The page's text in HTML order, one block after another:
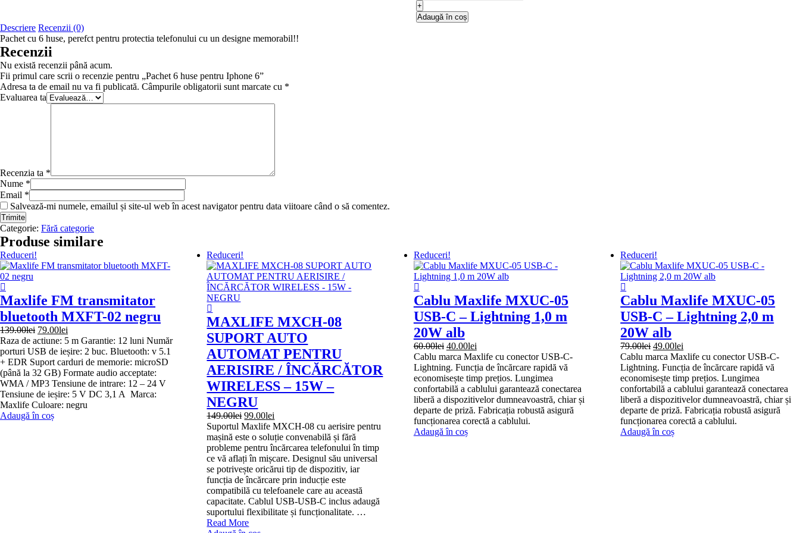
59.00lei.
Pachet
6
huse
+
Adaugă în coș
Descriere Recenzii (0)
Pachet cu 6 huse, perefct pentru protectia telefonului cu un designe memorabil!!
Recenzii
Nu există recenzii până acum.
Fii primul care scrii o recenzie pentru „Pachet 6 huse pentru Iphone 6”
Adresa ta de email nu va fi publicată. Câmpurile obligatorii sunt marcate cu *
Evaluarea ta
Recenzia ta *
Nume *
Email *
Salvează-mi numele, emailul și site-ul web în acest navigator pentru data viitoare când o să comentez.
Categorie: Fără categorie
Produse similare
Reduceri!
Maxlife FM transmitator
bluetooth MXFT-02 negru
139.00lei Prețul
inițial
a
fost:
139.00lei.
79.00lei
curent
este:
79.00lei.
Raza de actiune: 5 m Garantie: 12 luni Număr
porturi USB de ieșire: 2 buc. Bluetooth: v 5.1
+ EDR Suport carduri de memorie: microSD
(până la 32 GB) Formate audio acceptate:
WMA / MP3 Tensiune de intrare: 12 – 24 V
Tensiune de ieșire: 5 V DC 3,1 A Marca:
Maxlife Culoare: negru
Adaugă în coș
Reduceri!
MAXLIFE MXCH-08
SUPORT AUTO
AUTOMAT PENTRU
AERISIRE / ÎNCĂRCĂTOR
WIRELESS – 15W –
NEGRU
149.00lei Prețul
inițial
a
fost:
149.00lei.
99.00lei
curent
este:
99.00lei.
Suportul Maxlife MXCH-08 cu aerisire pentru
mașină este o soluție convenabilă și fără
probleme pentru încărcarea telefonului în timp
ce vă aflați în mișcare. Designul său universal
se potrivește oricărui tip de dispozitiv, iar
funcția de încărcare prin inducție este
compatibilă cu telefoanele care au această
capacitate. Cablul USB-USB-C inclus adaugă
suportului flexibilitate și funcționalitate. …
MAXLIFE
Read More
Reduceri!
Cablu Maxlife MXUC-05
USB-C – Lightning 1,0 m
20W alb
60.00lei Prețul
inițial
a
fost:
60.00lei.
40.00leiPrețul
curent
este:
40.00lei.
Cablu marca Maxlife cu conector USB-C-
Lightning. Funcția de încărcare rapidă vă
economisește timp prețios. Lungimea
confortabilă a cablului garantează conectarea
liberă a dispozitivelor dumneavoastră, chiar și
departe de priză. Fabricația robustă asigură
funcționarea corectă a cablului.
Adaugă în coș
Reduceri!
Cablu Maxlife MXUC-05
USB-C – Lightning 2,0 m
20W alb
79.00lei Prețul
inițial
a
fost:
79.00lei.
49.00lei
curent
este:
49.00lei.
Cablu marca Maxlife cu conector USB-C-
Lightning. Funcția de încărcare rapidă vă
economisește timp prețios. Lungimea
confortabilă a cablului garantează conectarea
liberă a dispozitivelor dumneavoastră, chiar și
departe de priză. Fabricația robustă asigură
funcționarea corectă a cablului.
Adaugă în coș